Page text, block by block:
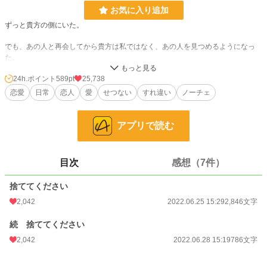
お気に入り追加
ずっと貴方の側にいた。
でも、あの人と再会してから貴方は私ではなく、あの人を見つめるようになっ
た。
分かっている。
貴方は私の事を愛していない。
私は貴方の側にいるだけで良かったのに。
貴方が、あの人の側へ行きたいと悩んでいる事が私に伝わってくる。
ありがとう貴方。
もう私の事は、、、
捨ててください。
24h.ポイント 589pt
25,738
恋愛
日常 恋人 愛 せつない すれ違い ノーチェ
アプリで読む
目次 感想（7件）
捨ててください
2,042 2022.06.25 15:292,846文字
続 捨ててください
2,042 2022.06.28 15:19786文字